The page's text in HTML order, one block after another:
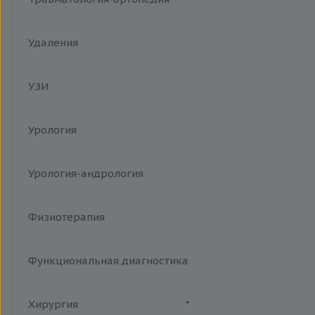
Удаления
УЗИ
Урология
Урология-андрология
Физиотерапия
Функциональная диагностика
Хирургия